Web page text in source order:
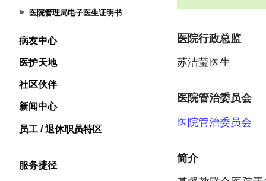
医院管理局电子医生证明书
病友中心
医护天地
社区伙伴
新闻中心
员工 / 退休职员特区
服务捷径